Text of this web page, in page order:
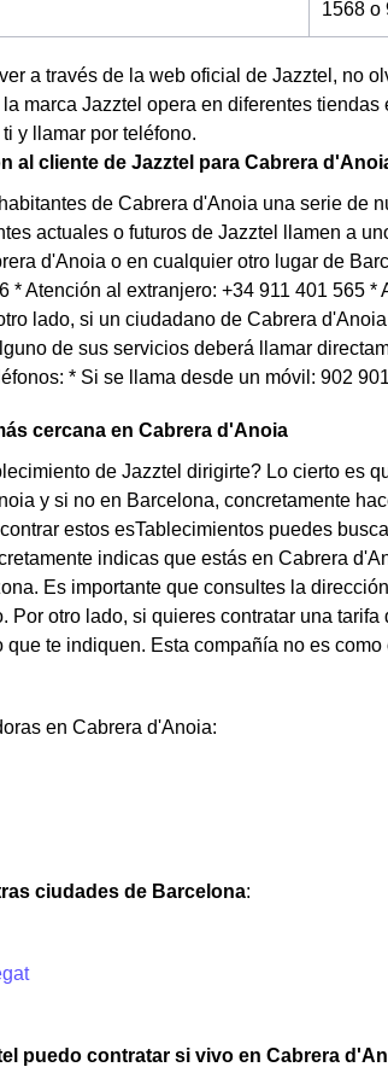
1568 o
a través de la web oficial de Jazztel, no
marca Jazztel opera en diferentes
y llamar por teléfono.
al cliente de Jazztel para Cabrera
de Cabrera d'Anoia una serie de
actuales o futuros de Jazztel llamen a
d'Anoia o en cualquier otro lugar de
* Atención al extranjero: +34 911 401 565
lado, si un ciudadano de Cabrera
de sus servicios deberá llamar
* Si se llama desde un móvil: 902
cercana en Cabrera d'Anoia
de Jazztel dirigirte? Lo cierto es
y si no en Barcelona, concretamente
estos esTablecimientos puedes
indicas que estás en Cabrera
Es importante que consultes la
Por otro lado, si quieres contratar una
te indiquen. Esta compañía no es
en Cabrera d'Anoia:
ciudades de Barcelona:
puedo contratar si vivo en Cabrera